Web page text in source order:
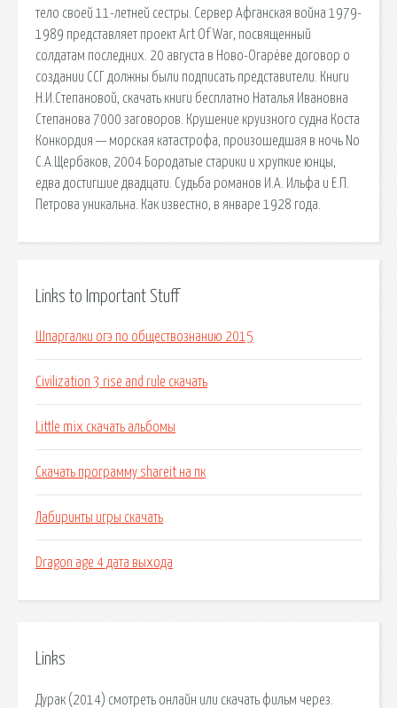
тело своей 11-летней сестры. Сервер Афганская война 1979-
1989 представляет проект Art Of War, посвященный
солдатам последних. 20 августа в Ново-Огарёве договор о
создании ССГ должны были подписать представители. Книги
Н.И.Степановой, скачать книги бесплатно Наталья Ивановна
Степанова 7000 заговоров. Крушение круизного судна Коста
Конкордия — морская катастрофа, произошедшая в ночь No
С.А.Щербаков, 2004 Бородатые старики и хрупкие юнцы,
едва достигшие двадцати. Судьба романов И.А. Ильфа и Е.П.
Петрова уникальна. Как известно, в январе 1928 года.
Links to Important Stuff
Шпаргалки огэ по обществознанию 2015
Civilization 3 rise and rule скачать
Little mix скачать альбомы
Скачать программу shareit на пк
Лабиринты игры скачать
Dragon age 4 дата выхода
Links
Дурак (2014) смотреть онлайн или скачать фильм через.